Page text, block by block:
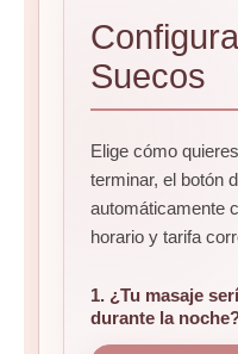
Suecos
Elige cómo
terminar, el botón
automáticamente
horario y tarifa
1. ¿Tu masaje
durante la